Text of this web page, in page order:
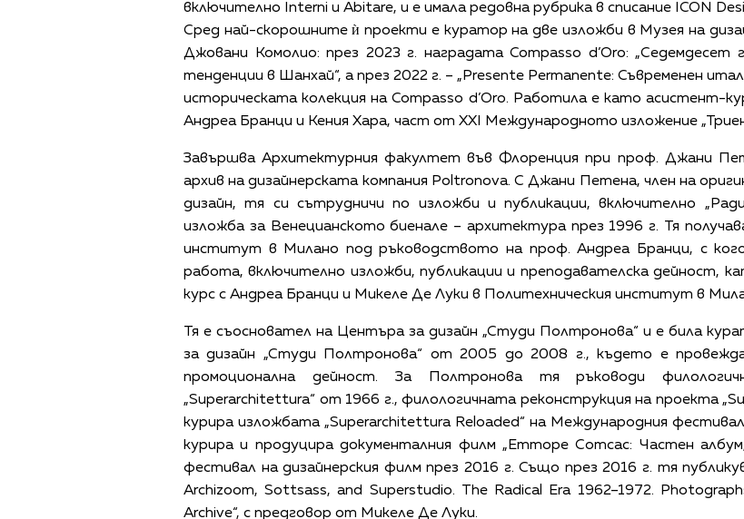
включително Interni и Abitare, и е имала редовна рубрика в списание ICON
Сред най-скорошните ѝ проекти е куратор на две изложби в Музея на
Джовани Комолио: през 2023 г. наградата Compasso d’Oro: „Седемдесет
тенденции в Шанхай“, а през 2022 г. – „Presente Permanente: Съвременен
историческата колекция на Compasso d’Oro. Работила е като асистент-
Андреа Бранци и Кения Хара, част от XXI Международното изложение
Завършва Архитектурния факултет във Флоренция при проф. Джани
архив на дизайнерската компания Poltronova. С Джани Петена, член на
дизайн, тя си сътрудничи по изложби и публикации, включително
изложба за Венецианското биенале – архитектура през 1996 г. Тя
институт в Милано под ръководството на проф. Андреа Бранци, с
работа, включително изложби, публикации и преподавателска дейност,
курс с Андреа Бранци и Микеле Де Луки в Политехническия институт в
Тя е съосновател на Центъра за дизайн „Студи Полтронова“ и е била
за дизайн „Студи Полтронова“ от 2005 до 2008 г., където е
промоционална дейност. За Полтронова тя ръководи
„Superarchitettura“ от 1966 г., филологичната реконструкция на проекта
курира изложбата „Superarchitettura Reloaded“ на Международния
курира и продуцира документалния филм „Етторе Сотсас: Частен
фестивал на дизайнерския филм през 2016 г. Също през 2016 г. тя
Archizoom, Sottsass, and Superstudio. The Radical Era 1962–1972.
Archive“, с предговор от Микеле Де Луки.